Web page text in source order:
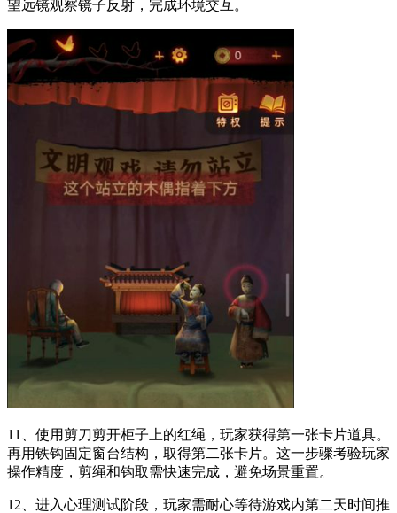
望远镜观察镜子反射，完成环境交互。
11、使用剪刀剪开柜子上的红绳，玩家获得第一张卡片道具。
再用铁钩固定窗台结构，取得第二张卡片。这一步骤考验玩家
操作精度，剪绳和钩取需快速完成，避免场景重置。
12、进入心理测试阶段，玩家需耐心等待游戏内第二天时间推